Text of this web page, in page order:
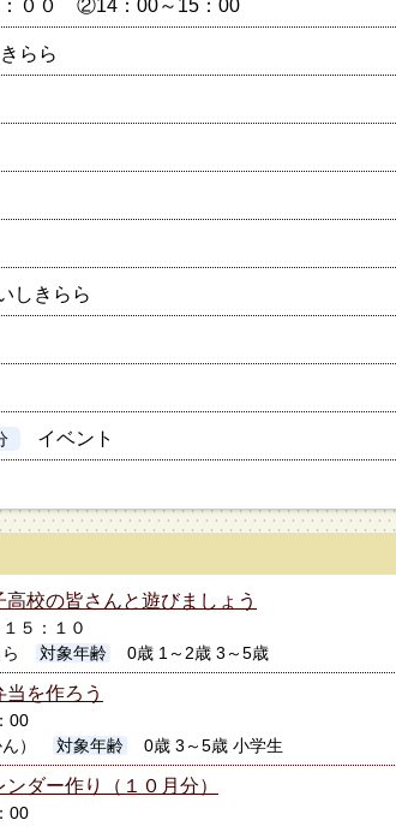
００ ②14：00～15：00
らら
しきらら
イベント
高校の皆さんと遊びましょう
５：１０
対象年齢 0歳 1～2歳 3～5歳
当を作ろう
00
） 対象年齢 0歳 3～5歳 小学生
ダー作り（１０月分）
00